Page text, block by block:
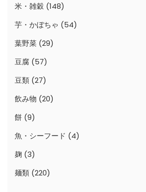
米・雑穀 (148)
芋・かぼちゃ (54)
葉野菜 (29)
豆腐 (57)
豆類 (27)
飲み物 (20)
餅 (9)
魚・シーフード (4)
麹 (3)
麺類 (220)